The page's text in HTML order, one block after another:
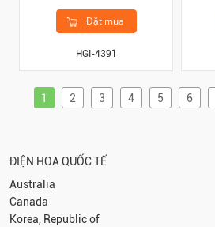
Đặt mua
HGI-4391
1 2 3 4 5 6
ĐIỆN HOA QUỐC TẾ
Australia
Canada
Korea, Republic of